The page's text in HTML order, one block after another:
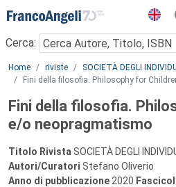
Menu
Cerca:
Main content
Home riviste SOCIETÀ DEGLI
Fini della filosofia. Philosophy for
Fini della filosofia.
e/o neopragmatismo
Titolo Rivista SOCIETÀ DEGLI
Autori/Curatori Stefano Oliverio
Anno di pubblicazione 2020